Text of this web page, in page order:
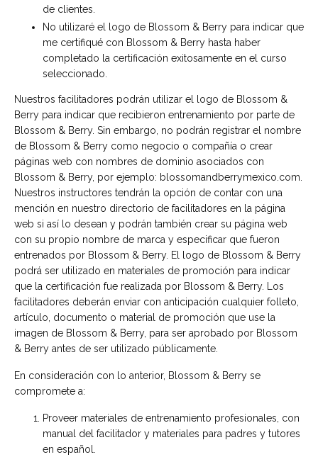
de clientes.
No utilizaré el logo de Blossom & Berry para indicar que
me certifiqué con Blossom & Berry hasta haber
completado la certificación exitosamente en el curso
seleccionado.
Nuestros facilitadores podrán utilizar el logo de Blossom &
Berry para indicar que recibieron entrenamiento por parte de
Blossom & Berry. Sin embargo, no podrán registrar el nombre
de Blossom & Berry como negocio o compañía o crear
páginas web con nombres de dominio asociados con
Blossom & Berry, por ejemplo: blossomandberrymexico.com.
Nuestros instructores tendrán la opción de contar con una
mención en nuestro directorio de facilitadores en la página
web si así lo desean y podrán también crear su página web
con su propio nombre de marca y especificar que fueron
entrenados por Blossom & Berry. El logo de Blossom & Berry
podrá ser utilizado en materiales de promoción para indicar
que la certificación fue realizada por Blossom & Berry. Los
facilitadores deberán enviar con anticipación cualquier folleto,
artículo, documento o material de promoción que use la
imagen de Blossom & Berry, para ser aprobado por Blossom
& Berry antes de ser utilizado públicamente.
En consideración con lo anterior, Blossom & Berry se
compromete a:
Proveer materiales de entrenamiento profesionales, con
manual del facilitador y materiales para padres y tutores
en español.